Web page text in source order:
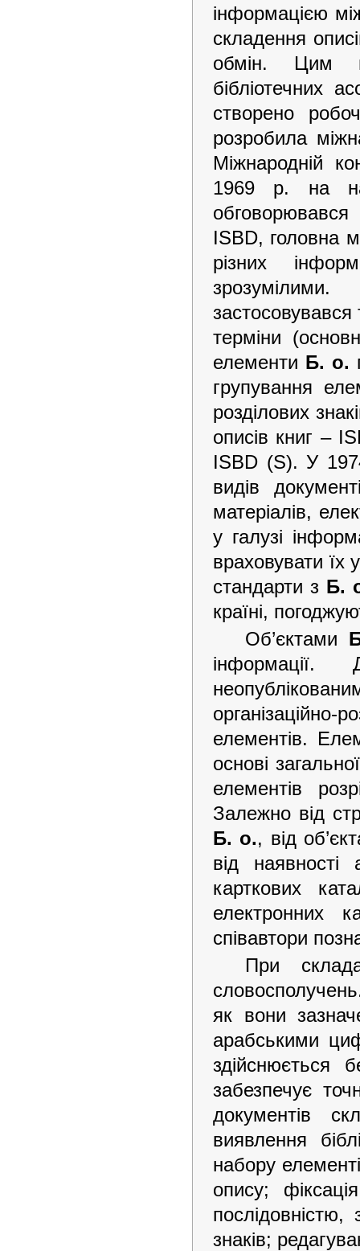
інформацією
складення
обмін. Цим
бібліотечних
створено
розробила
Міжнародній
1969 р. на
обговорювався
ISBD, головна
різних
застосовувався
терміни
елементи Б. о.
групування
розділових
описів книг –
ISBD (S). У
видів
матеріалів,
у галузі
враховувати їх
стандарти з Б.
країні,
Об’єктами
інформації.
організаційно-
елементів.
основі
елементів
Залежно від
Б. о., від
від
карткових
електронних
співавтори
При
як вони
арабськими
здійснюється
забезпечує
документів
виявлення
набору
опису;
знаків;